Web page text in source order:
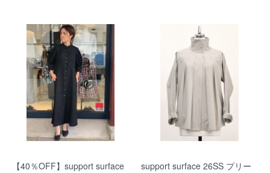
【40％OFF】support surface
support surface 26SS プリー